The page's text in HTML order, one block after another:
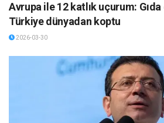
Avrupa ile 12 katlık uçurum:
Türkiye dünyadan koptu
2026-03-30